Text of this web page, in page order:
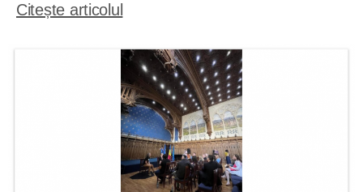
Citește articolul